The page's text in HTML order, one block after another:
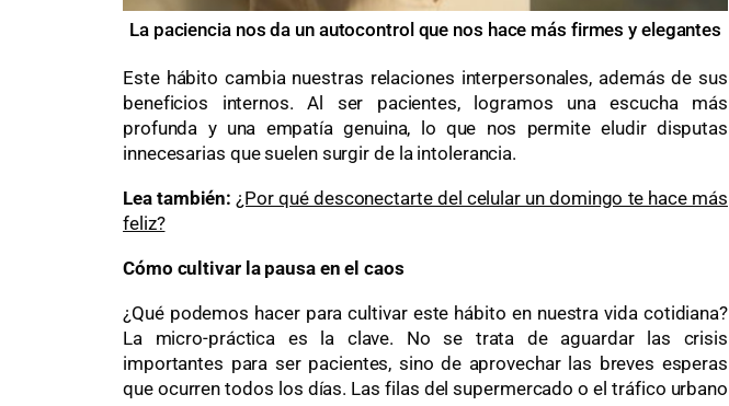
La paciencia nos da un autocontrol que nos hace más firmes y elegantes
Este hábito cambia nuestras relaciones interpersonales, además de sus
beneficios internos. Al ser pacientes, logramos una escucha más
profunda y una empatía genuina, lo que nos permite eludir disputas
innecesarias que suelen surgir de la intolerancia.
Lea también: ¿Por qué desconectarte del celular un domingo te hace más
feliz?
Cómo cultivar la pausa en el caos
¿Qué podemos hacer para cultivar este hábito en nuestra vida cotidiana?
La micro-práctica es la clave. No se trata de aguardar las crisis
importantes para ser pacientes, sino de aprovechar las breves esperas
que ocurren todos los días. Las filas del supermercado o el tráfico urbano